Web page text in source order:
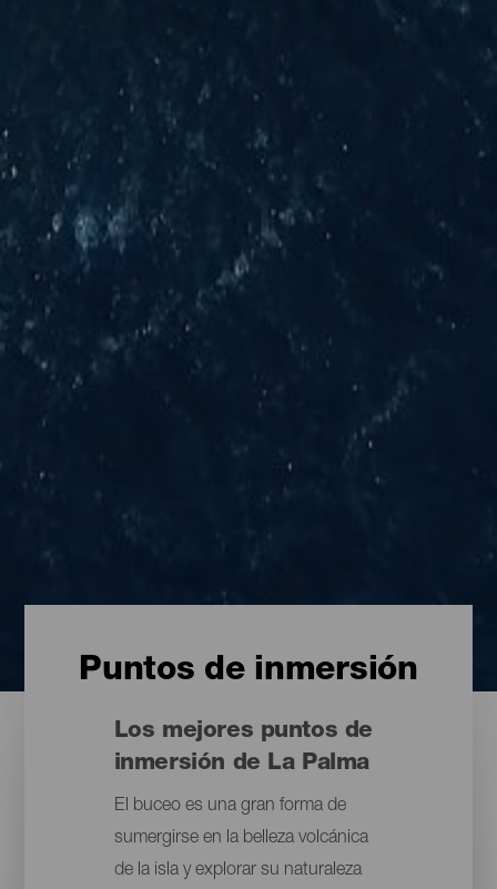
Puntos de inmersión
Los mejores puntos de
inmersión de La Palma
El buceo es una gran forma de
sumergirse en la belleza volcánica
de la isla y explorar su naturaleza